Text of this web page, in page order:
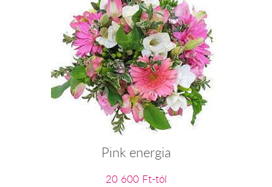
Pink energia
20 600 Ft-tól